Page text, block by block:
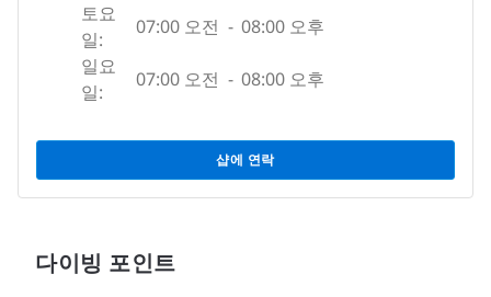
토요
일:
07:00 오전 - 08:00 오후
일요
일:
07:00 오전 - 08:00 오후
샵에 연락
다이빙 포인트